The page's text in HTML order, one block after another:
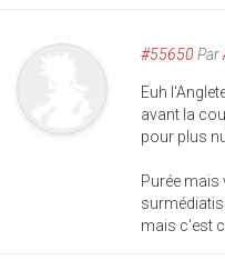
#55650 Par
Euh
avant la
pour plus
Purée mais
mais c'est